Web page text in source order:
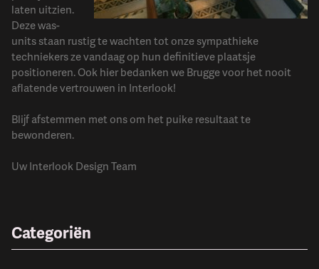
laten uitzien.
Deze was-
units staan rustig te wachten tot onze sympathieke
techniekers ze vandaag op hun definitieve plaatsje
positioneren. Ook hier bedanken we Brugge voor het nooit
aflatende vertrouwen in Interlook!
Blijf afstemmen met ons om het puike resultaat te
bewonderen.
Uw Interlook Design Team
Categoriën